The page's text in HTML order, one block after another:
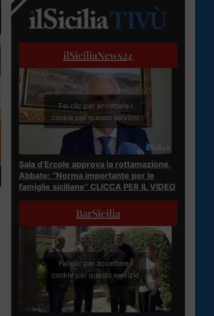
ilSiciliaNews24
Fai clic per accettare i
cookie per questo servizio
Sala d’Ercole approva la rottamazione,
Abbate: “Norma importante per le
famiglie siciliane” CLICCA PER IL VIDEO
BarSicilia
Fai clic per accettare i
cookie per questo servizio